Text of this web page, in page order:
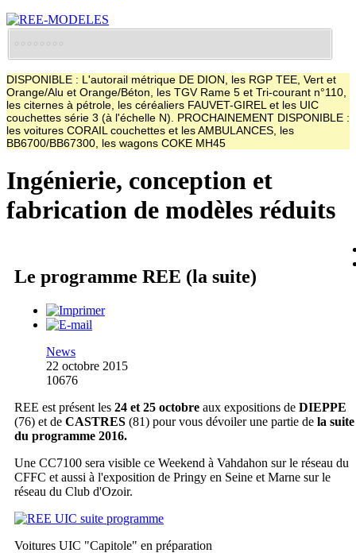
DISPONIBLE : L'autorail métrique DE DION, les RGP TEE, Vert et
Orange/Alu et Orange/Béton, les TGV Rame 5 et Tri-courant n°110,
les citernes à pétrole, les céréaliers FAUVET-GIREL et les UIC
couchettes série 3 (à l'échelle N). PROCHAINEMENT DISPONIBLE :
les voitures CORAIL couchettes et les AMBULANCES, les
BB6700/BB67300, les wagons COKE MH45
Ingénierie, conception et
fabrication de modèles réduits
Le programme REE (la suite)
News
22 octobre 2015
10676
REE est présent les 24 et 25 octobre aux expositions de DIEPPE
(76) et de CASTRES (81) pour vous dévoiler une partie de la suite
du programme 2016.
Une CC7100 sera visible ce Weekend à Vahdahon sur le réseau du
CFFC et aussi à l'exposition de Pringy en Seine et Marne sur le
réseau du Club d'Ozoir.
Voitures UIC "Capitole" en préparation